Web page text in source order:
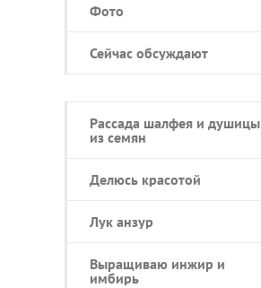
Фото
Сейчас обсуждают
Рассада шалфея и душицы
из семян
Делюсь красотой
Лук анзур
Выращиваю инжир и
имбирь